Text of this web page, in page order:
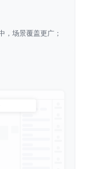
，场景覆盖更广；